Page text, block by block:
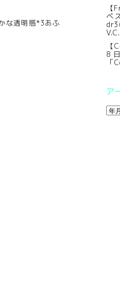
な透明感*3あふ
【
ベ
【
8
「
ア